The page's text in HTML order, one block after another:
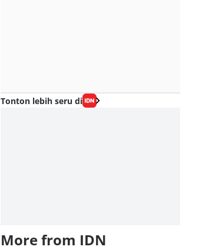
Tonton lebih seru di
More from IDN